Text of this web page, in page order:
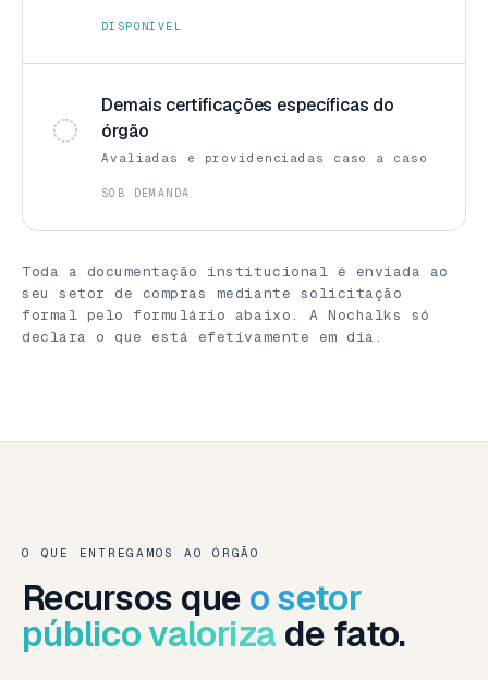
DISPONÍVEL
Demais certificações específicas do
órgão
Avaliadas e providenciadas caso a caso
SOB DEMANDA
Toda a documentação institucional é enviada ao
seu setor de compras mediante solicitação
formal pelo formulário abaixo. A Nochalks só
declara o que está efetivamente em dia.
O QUE ENTREGAMOS AO ÓRGÃO
Recursos que o setor
público valoriza de fato.